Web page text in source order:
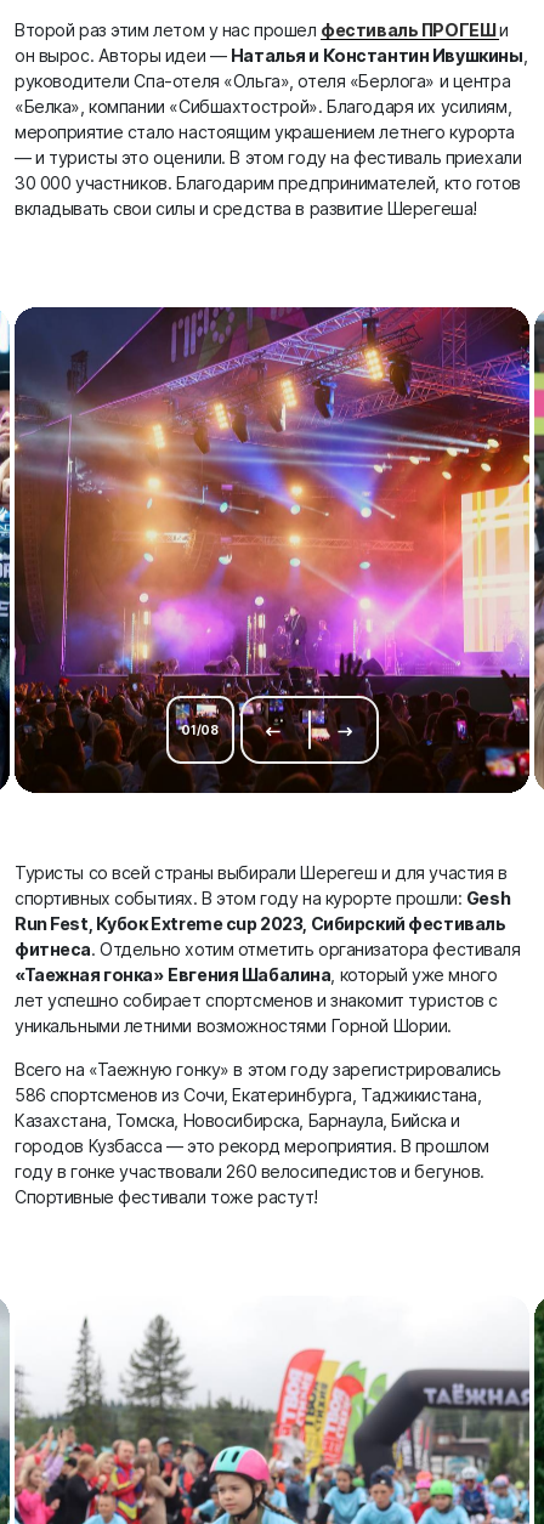
Второй раз этим летом у нас прошел фестиваль ПРОГЕШи
он вырос. Авторы идеи — Наталья и Константин Ивушкины
руководители Спа-отеля «Ольга», отеля «Берлога» и центра
«Белка», компании «Сибшахтострой». Благодаря их усилиям,
мероприятие стало настоящим украшением летнего курорта
— и туристы это оценили. В этом году на фестиваль приехали
30 000 участников. Благодарим предпринимателей, кто готов
вкладывать свои силы и средства в развитие Шерегеша!
01/08
Туристы со всей страны выбирали Шерегеш и для участия в
спортивных событиях. В этом году на курорте прошли: Gesh
Run Fest, Кубок Extreme cup 2023, Сибирский фестиваль
фитнеса. Отдельно хотим отметить организатора фестиваля
«Таежная гонка» Евгения Шабалина , который уже много
лет успешно собирает спортсменов и знакомит туристов с
уникальными летними возможностями Горной Шории.
Всего на «Таежную гонку» в этом году зарегистрировались
586 спортсменов из Сочи, Екатеринбурга, Таджикистана,
Казахстана, Томска, Новосибирска, Барнаула, Бийска и
городов Кузбасса — это рекорд мероприятия. В прошлом
году в гонке участвовали 260 велосипедистов и бегунов.
Спортивные фестивали тоже растут!